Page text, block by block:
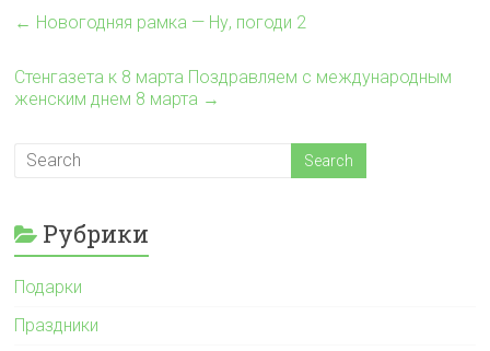
← Новогодняя рамка — Ну, погоди 2
Стенгазета к 8 марта Поздравляем с международным
женским днем 8 марта →
Рубрики
Подарки
Праздники